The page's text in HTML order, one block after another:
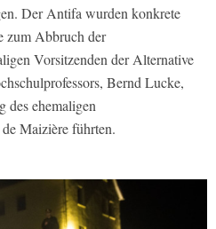
Der Antifa wurden konkrete
zum Abbruch der
Vorsitzenden der Alternative
Bernd Lucke,
des ehemaligen
Maizière führten.